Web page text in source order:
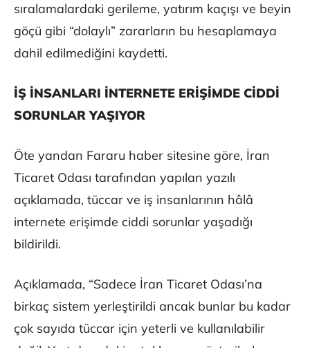
sıralamalardaki gerileme, yatırım kaçışı ve beyin
göçü gibi “dolaylı” zararların bu hesaplamaya
dahil edilmediğini kaydetti.
İŞ İNSANLARI İNTERNETE ERİŞİMDE CİDDİ
SORUNLAR YAŞIYOR
Öte yandan Fararu haber sitesine göre, İran
Ticaret Odası tarafından yapılan yazılı
açıklamada, tüccar ve iş insanlarının hâlâ
internete erişimde ciddi sorunlar yaşadığı
bildirildi.
Açıklamada, “Sadece İran Ticaret Odası’na
birkaç sistem yerleştirildi ancak bunlar bu kadar
çok sayıda tüccar için yeterli ve kullanılabilir